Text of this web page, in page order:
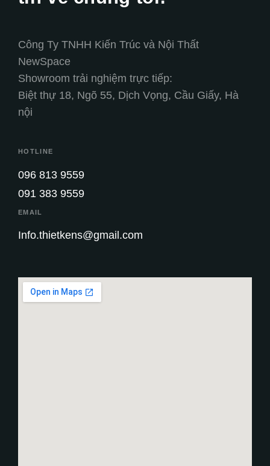
Công Ty TNHH Kiến Trúc và Nội Thất
NewSpace
Showroom trải nghiệm trực tiếp:
Biệt thự 18, Ngõ 55, Dịch Vọng, Cầu Giấy, Hà
nội
HOTLINE
096 813 9559
091 383 9559
EMAIL
Info.thietkens@gmail.com